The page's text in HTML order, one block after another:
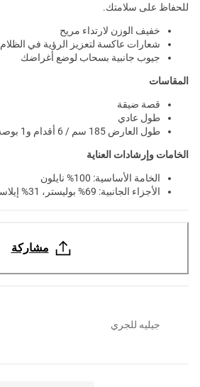
للحفاظ على سلامتك.
خفيف الوزن لارتداء مريح
شعارات عاكسة لتعزيز الرؤية في الظلام
جيوب جانبية بسحاب لوضع أغراضك
المقاسات
قصة ضيقة
طول عادي
طول العارض 185 سم / 6 أقدام و1 بوصة ويرتدي مقاس M
الخامات وإرشادات العناية
الخامة الأساسية: 100% نايلون
الأجزاء الجانبية: 69% بوليستر، 31% إيلاستان
مشاركة
جيليه للجري